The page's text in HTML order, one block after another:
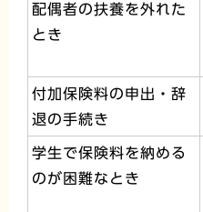
配偶者の扶養を外れた
とき
付加保険料の申出・辞
退の手続き
学生で保険料を納める
のが困難なとき